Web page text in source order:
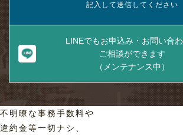
記入して送信してください
LINEでもお申込み・お問い合
ご相談ができます
（メンテナンス中）
不明瞭な事務手数料や
違約金等一切ナシ、